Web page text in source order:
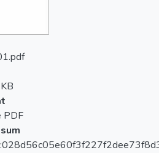
PDF